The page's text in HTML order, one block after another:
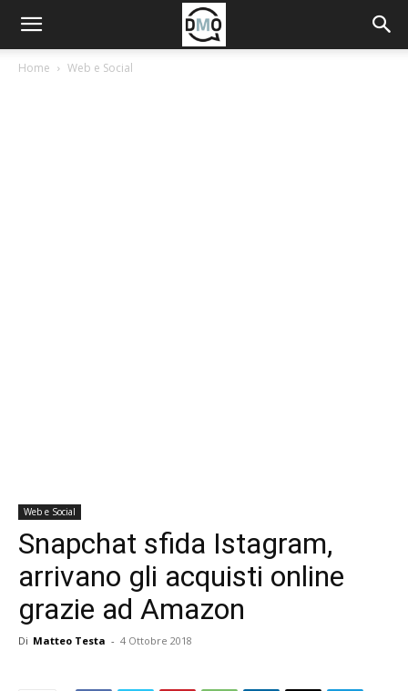
Home Web e Social
Web e Social
Snapchat sfida Istagram,
arrivano gli acquisti online
grazie ad Amazon
Di Matteo Testa - 4 Ottobre 2018